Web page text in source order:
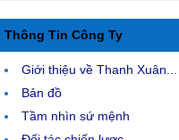
Thông Tin Công Ty
Giới thiệu về Thanh Xuân...
Bản đồ
Tầm nhìn sứ mệnh